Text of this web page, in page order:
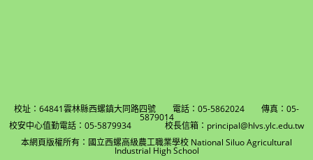
校址：64841雲林縣西螺鎮大同路四號 電話：05-5862024 傳真：05-
5879014
校安中心值勤電話：05-5879934 校長信箱：principal@hlvs.ylc.edu.tw
本網頁版權所有：國立西螺高級農工職業學校 National Siluo Agricultural
Industrial High School